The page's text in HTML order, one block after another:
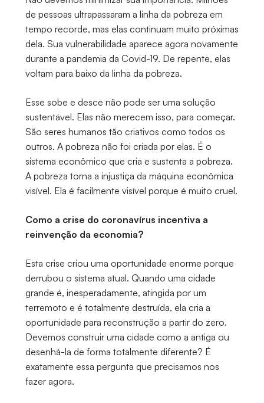
de pessoas ultrapassaram a linha da pobreza em
tempo recorde, mas elas continuam muito próximas
dela. Sua vulnerabilidade aparece agora novamente
durante a pandemia da Covid-19. De repente, elas
voltam para baixo da linha da pobreza.
Esse sobe e desce não pode ser uma solução
sustentável. Elas não merecem isso, para começar.
São seres humanos tão criativos como todos os
outros. A pobreza não foi criada por elas. É o
sistema econômico que cria e sustenta a pobreza.
A pobreza torna a injustiça da máquina econômica
visível. Ela é facilmente visível porque é muito cruel.
Como a crise do coronavírus incentiva a
reinvenção da economia?
Esta crise criou uma oportunidade enorme porque
derrubou o sistema atual. Quando uma cidade
grande é, inesperadamente, atingida por um
terremoto e é totalmente destruída, ela cria a
oportunidade para reconstrução a partir do zero.
Devemos construir uma cidade como a antiga ou
desenhá-la de forma totalmente diferente? É
exatamente essa pergunta que precisamos nos
fazer agora.